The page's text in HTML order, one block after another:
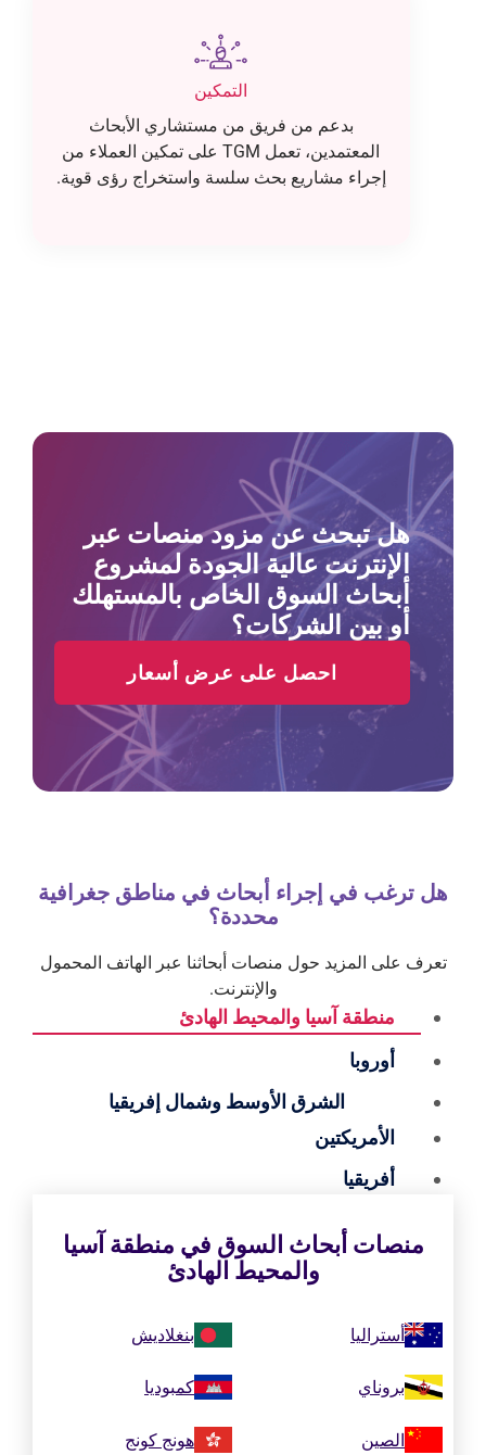
التمكين
بدعم من فريق من مستشاري الأبحاث
المعتمدين، تعمل TGM على تمكين العملاء من
إجراء مشاريع بحث سلسة واستخراج رؤى قوية.
هل تبحث عن مزود منصات عبر
الإنترنت عالية الجودة لمشروع
أبحاث السوق الخاص بالمستهلك
أو بين الشركات؟
احصل على عرض أسعار
هل ترغب في إجراء أبحاث في مناطق جغرافية
محددة؟
تعرف على المزيد حول منصات أبحاثنا عبر الهاتف المحمول
والإنترنت.
منطقة آسيا والمحيط الهادئ
أوروبا
الشرق الأوسط وشمال إفريقيا
الأمريكتين
أفريقيا
منصات أبحاث السوق في منطقة آسيا
والمحيط الهادئ
أستراليا بنغلاديش
بروناي كمبوديا
الصين هونج كونج